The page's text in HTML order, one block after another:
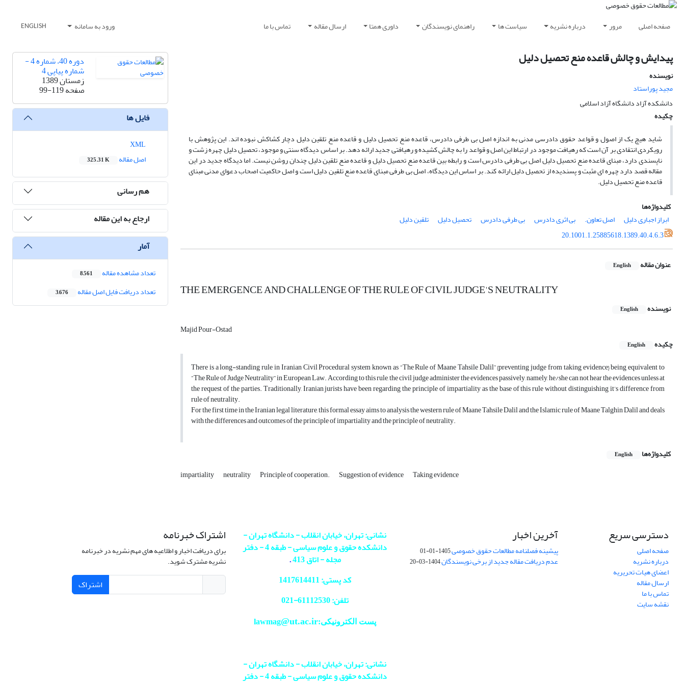
صفحه اصلی مرور درباره نشریه سیاست ها راهنمای نویسندگان داوری همتا ارسال مقاله تماس با ما ورود به سامانه ENGLISH
پیدایش و چالش قاعده منع تحصیل دلیل
نویسنده
مجید پوراستاد
دانشکده آزاد دانشگاه آزاد اسلامی
چکیده
شاید هیچ یک از اصول و قواعد حقوق دادرسی مدنی به اندازه اصل بی طرفی دادرس، قاعده منع تحصیل دلیل و قاعده منع تلقین دلیل دچار کشاکش نبوده اند. این پژوهش با
رویکردی انتقادی بر آن است که رهیافت موجود در ارتباط این اصل و قواعد را به چالش کشیده و رهیافتی جدید ارائه دهد. بر اساس دیدگاه سنتی و موجود، تحصیل دلیل چهره زشت و
ناپسندی دارد، مبنای قاعده منع تحصیل دلیل اصل بی طرفی دادرس است و رابطه بین قاعده منع تحصیل دلیل و قاعده منع تلقین دلیل چندان روشن نیست. اما دیدگاه جدید در این
مقاله قصد دارد چهره ای مثبت و پسندیده از تحصیل دلیل ارائه کند. بر اساس این دیدگاه، اصل بی طرفی مبنای قاعده منع تلقین دلیل است و اصل حاکمیت اصحاب دعوای مدنی مبنای
قاعده منع تحصیل دلیل.
کلیدواژه‌ها
ابراز اجباری دلیل
اصل تعاون. بی اثری دادرس بی طرفی دادرس تحصیل دلیل
تلقین دلیل
20.1001.1.25885618.1389.40.4.6.3
عنوان مقاله English
THE EMERGENCE AND CHALLENGE OF THE RULE OF CIVIL JUDGE'S NEUTRALITY
نویسنده English
Majid Pour-Ostad
چکیده
English
There is a long-standing rule in Iranian Civil Procedural system known as “The Rule of Maane Tahsile Dalil” {preventing judge from taking evidence} being equivalent to
“The Rule of Judge Neutrality” in European Law. According to this rule, the civil judge administer the evidences passively, namely, he/she can not hear the evidences unless at
the request of the parties. Traditionally, Iranian jurists have been regarding the principle of impartiality as the base of this rule without distinguishing it’s difference from
rule of neutrality.
For the first time in the Iranian legal literature, this formal essay aims to analysis the western rule of Maane Tahsile Dalil and the Islamic rule of Maane Talghin Dalil and deals
with the differences and outcomes of the principle of impartiality and the principle of neutrality.
کلیدواژه‌ها English
impartiality neutrality Principle of cooperation. Suggestion of evidence Taking evidence
دوره 40، شماره 4 -
شماره پیاپی 4
زمستان 1389
صفحه99-119
فایل ها
اصل مقاله
325.31 K
هم رسانی
ارجاع به این مقاله
آمار
تعداد مشاهده مقاله 8,561
تعداد دریافت فایل اصل مقاله 3,676
دسترسی سریع
صفحه اصلی
درباره نشریه
اعضای هیات تحریریه
ارسال مقاله
تماس با ما
نقشه سایت
آخرین اخبار
پیشینه فصلنامه مطالعات حقوق خصوصی1405-01-01
عدم دریافت مقاله جدید از برخی نویسندگان1404-03-20
نشانی: تهران، خیابان انقلاب - دانشگاه تهران -
دانشکده حقوق و علوم سیاسی - طبقه 4 - دفتر
مجله - اتاق 413
.
کد پستی: 1417614411
تلفن: 61112530-
021
پست الکترونیکی:lawmag@ut.ac.ir
نشانی: تهران، خیابان انقلاب - دانشگاه تهران -
دانشکده حقوق و علوم سیاسی - طبقه 4 - دفتر
اشتراک خبرنامه
برای دریافت اخبار و اطلاعیه های مهم نشریه در خبرنامه
نشریه مشترک شوید.
اشتراک